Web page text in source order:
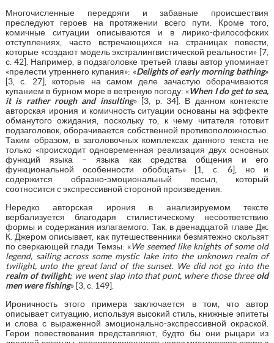
Многочисленные передряги и забавные происшествия
преследуют героев на протяжении всего пути. Кроме того,
комичные ситуации описываются и в лирико-философских
отступлениях, часто встречающихся на страницах повести,
которые «создают модель экстралингвистической реальности» [7,
с. 42]. Например, в подзаголовке третьей главы автор упоминает
«прелести утреннего купания»: «Delights of early morning bathing»
[3, с. 27], которые на самом деле зачастую оборачиваются
купанием в бурном море в ветреную погоду: «When I do get to sea,
it is rather rough and insulting» [3, p. 34]. В данном контексте
авторская ирония и комичность ситуации основаны на эффекте
обманутого ожидания, поскольку то, к чему читателя готовит
подзаголовок, оборачивается собственной противоположностью.
Таким образом, в заголовочных комплексах данного текста не
только «происходит одновременная реализация двух основных
функций языка – языка как средства общения и его
функциональной особенности обобщать» [1, c. 6], но и
содержится образно-эмоциональный посыл, который
соотносится с экспрессивной стороной произведения.
Нередко авторская ирония в анализируемом тексте
вербализуется благодаря стилистическому несоответствию
формы и содержания излагаемого. Так, в двенадцатой главе Дж.
К. Джером описывает, как путешественники безмятежно скользят
по сверкающей глади Темзы: «We seemed like knights of some old
legend, sailing across some mystic lake into the unknown realm of
twilight, unto the great land of the sunset. We did not go into the
realm of twilight; we went slap into that punt, where those three old
men were fishing» [3, с. 149].
Ироничность этого примера заключается в том, что автор
описывает ситуацию, используя высокий стиль, книжные эпитеты
и слова с выраженной эмоционально-экспрессивной окраской.
Герои повествования представляют, будто бы они рыцари из